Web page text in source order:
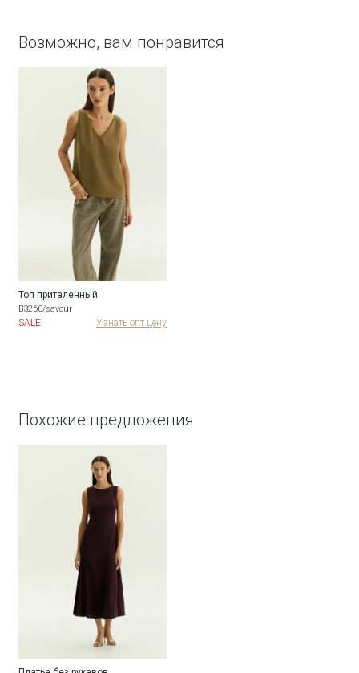
Возможно, вам понравится
Топ приталенный
B3260/savour
SALE Узнать опт цену
Похожие предложения